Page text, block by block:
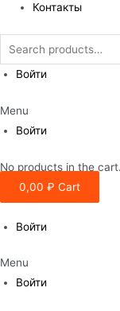
Контакты
Search
for:
Войти
Menu
Войти
No products in the cart.
0,00 ₽ Cart
Войти
Menu
Войти